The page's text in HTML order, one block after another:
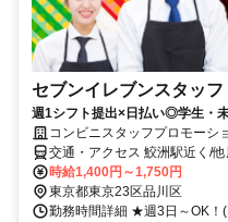
セブンイレブンスタッフ
週1シフト提出×日払い◎学生・
コンビニスタッフプロモーシ
交通・アクセス 鮫洲駅近く/
時給1,400円～1,750円
東京都東京23区品川区
勤務時間詳細 ★週3日～OK！